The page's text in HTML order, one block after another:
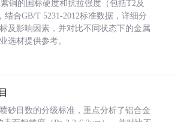
铜的国标硬度和抗拉强度（包括T2及
结合GB/T 5231-2012标准数据，详细分
及影响因素，并对比不同状态下的金属
选材提供参考。
砂目数的分级标准，重点分析了铝合金